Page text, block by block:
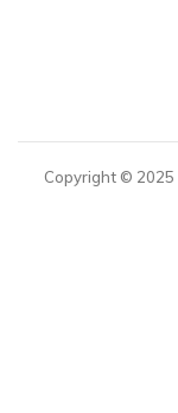
Copyright © 2025